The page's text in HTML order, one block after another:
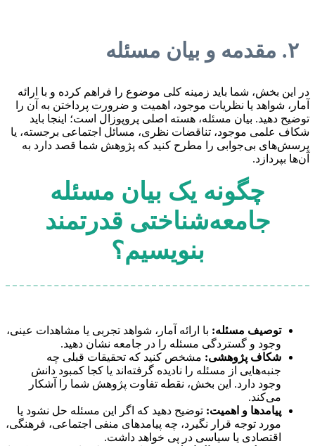
۲. مقدمه و بیان مسئله
در این بخش، شما باید زمینه کلی موضوع را فراهم کرده و با ارائه
آمار، شواهد یا نظریات موجود، اهمیت و ضرورت پرداختن به آن را
توضیح دهید. بیان مسئله، هسته اصلی پروپوزال است؛ اینجا باید
شکاف علمی موجود، تناقضات نظری، مسائل اجتماعی برجسته، یا
پرسش‌های بی‌جوابی را مطرح کنید که پژوهش شما قصد دارد به
آن‌ها بپردازد.
چگونه یک بیان مسئله
جامعه‌شناختی قدرتمند
بنویسیم؟
توصیف مسئله: با ارائه آمار، شواهد تجربی یا مشاهدات عینی،
وجود و گستردگی مسئله را در جامعه نشان دهید.
شکاف پژوهشی: مشخص کنید که تحقیقات قبلی چه
جنبه‌هایی از مسئله را نادیده گرفته‌اند یا کجا کمبود دانش
وجود دارد. این بخش، نقطه تفاوت پژوهش شما را آشکار
می‌کند.
پیامدها و اهمیت: توضیح دهید که اگر این مسئله حل نشود یا
مورد توجه قرار نگیرد، چه پیامدهای منفی اجتماعی، فرهنگی،
اقتصادی یا سیاسی در پی خواهد داشت.